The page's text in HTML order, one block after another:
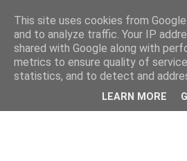
This site uses cookies from
and to analyze traffic. Your IP
shared with Google along with
metrics to ensure quality of
statistics, and to detect and
LEARN MORE